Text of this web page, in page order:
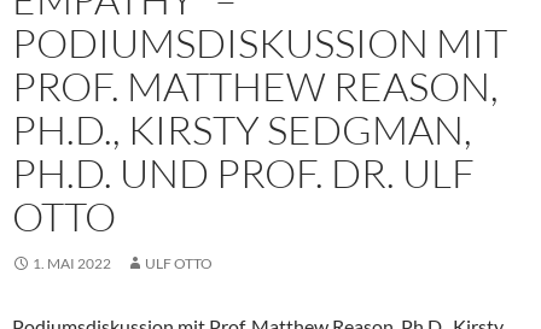
PODIUMSDISKUSSION MIT
PROF. MATTHEW REASON,
PH.D., KIRSTY SEDGMAN,
PH.D. UND PROF. DR. ULF
OTTO
1. MAI 2022 ULF OTTO